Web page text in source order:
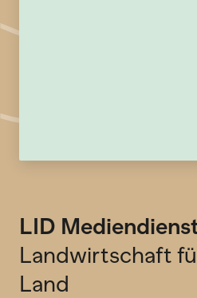
LID
Landwirtschaft
Land